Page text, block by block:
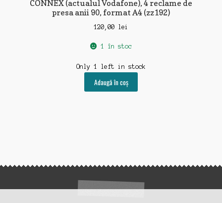
CONNEX (actualul Vodafone), 4 reclame de
presa anii 90, format A4 (zz192)
120,00 lei
1 în stoc
Only 1 left in stock
Adaugă în coș